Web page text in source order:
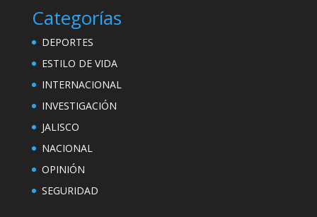
Categorías
DEPORTES
ESTILO DE VIDA
INTERNACIONAL
INVESTIGACIÓN
JALISCO
NACIONAL
OPINIÓN
SEGURIDAD